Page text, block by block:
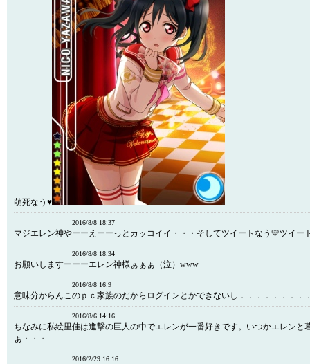
萌死なう♥
2016/8/8 18:37
マジエレン神やーーえーーっとカッコイイ・・・そしてツイートなう💛ツイー
2016/8/8 18:34
お願いしますーーーエレン神様ぁぁぁ（泣）www
2016/8/8 16:9
意味分からんこのｐｃ家族のだからログインとかできないし．．．．．．．．
2016/8/6 14:16
ちなみに私絵里佳は進撃の巨人の中でエレンが一番好きです。いつかエレンと
ぁ・・・
2016/2/29 16:16